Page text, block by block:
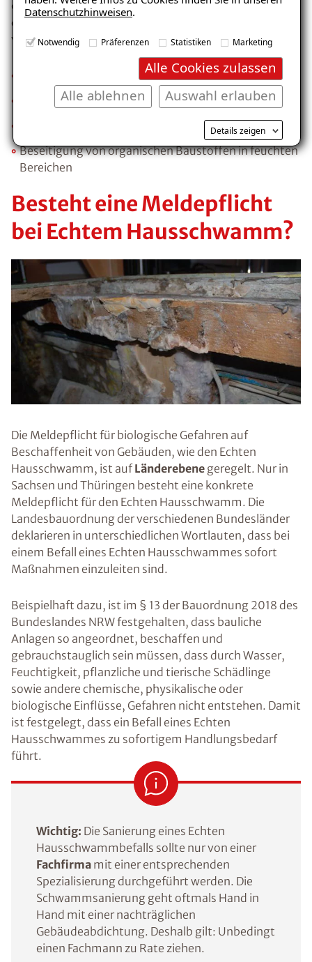
Datenschutzhinweisen.
Notwendig Präferenzen Statistiken Marketing
Alle Cookies zulassen
Auswahl erlauben
Alle ablehnen
Details zeigen
effektivsten, dieFeuchteursachezu beseitigen. Um
die Bildung des Echten Hausschwammes zu
verhindern helfen folgende Maßnahmen:
Ausreichende Trocknung von Wasserschäden
Angemessene Trocknungsphase bei Neubauten
Beseitigung von organischen Baustoffen in feuchten
Bereichen
Besteht eine Meldepflicht
bei Echtem Hausschwamm?
Die Meldepflicht für biologische Gefahren auf
Beschaffenheit von Gebäuden, wie den Echten
Hausschwamm, ist aufLänderebene geregelt. Nur in
Sachsen und Thüringen besteht eine konkrete
Meldepflicht für den Echten Hausschwamm. Die
Landesbauordnung der verschiedenen Bundesländer
deklarieren in unterschiedlichen Wortlauten, dass bei
einem Befall eines Echten Hausschwammes sofort
Maßnahmen einzuleiten sind.
Beispielhaft dazu, ist im § 13 der Bauordnung 2018 des
Bundeslandes NRW festgehalten, dass bauliche
Anlagen so angeordnet, beschaffen und
gebrauchstauglich sein müssen, dass durch Wasser,
Feuchtigkeit, pflanzliche und tierische Schädlinge
sowie andere chemische, physikalische oder
biologische Einflüsse, Gefahren nicht entstehen. Damit
ist festgelegt, dass ein Befall eines Echten
Hausschwammes zu sofortigem Handlungsbedarf
führt.
Wichtig: Die Sanierung eines Echten
Hausschwammbefalls sollte nur von einer
Fachfirma mit einer entsprechenden
Spezialisierung durchgeführt werden. Die
Schwammsanierung geht oftmals Hand in
Hand mit einer nachträglichen
Gebäudeabdichtung. Deshalb gilt: Unbedingt
einen Fachmann zu Rate ziehen.